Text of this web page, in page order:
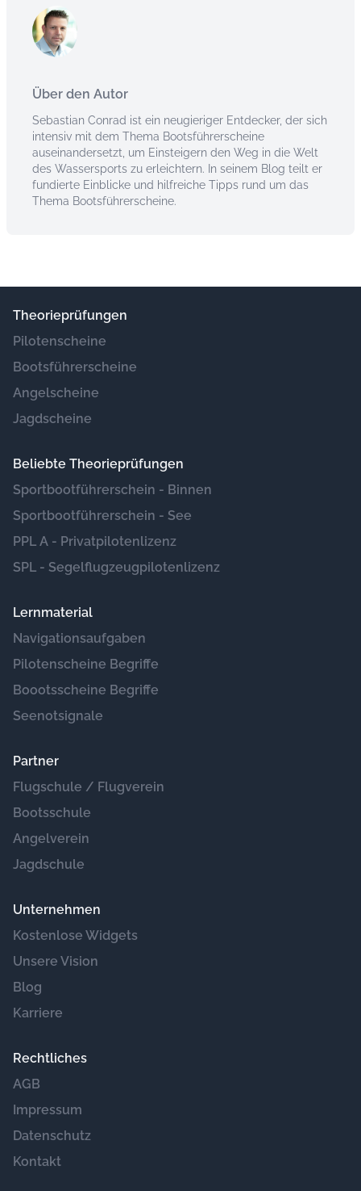
Über den Autor
Sebastian Conrad ist ein neugieriger Entdecker, der sich
intensiv mit dem Thema Bootsführerscheine
auseinandersetzt, um Einsteigern den Weg in die Welt
des Wassersports zu erleichtern. In seinem Blog teilt er
fundierte Einblicke und hilfreiche Tipps rund um das
Thema Bootsführerscheine.
Theorieprüfungen
Pilotenscheine
Bootsführerscheine
Angelscheine
Jagdscheine
Beliebte Theorieprüfungen
Sportbootführerschein - Binnen
Sportbootführerschein - See
PPL A - Privatpilotenlizenz
SPL - Segelflugzeugpilotenlizenz
Lernmaterial
Navigationsaufgaben
Pilotenscheine Begriffe
Boootsscheine Begriffe
Seenotsignale
Partner
Flugschule / Flugverein
Bootsschule
Angelverein
Jagdschule
Unternehmen
Kostenlose Widgets
Unsere Vision
Blog
Karriere
Rechtliches
AGB
Impressum
Datenschutz
Kontakt